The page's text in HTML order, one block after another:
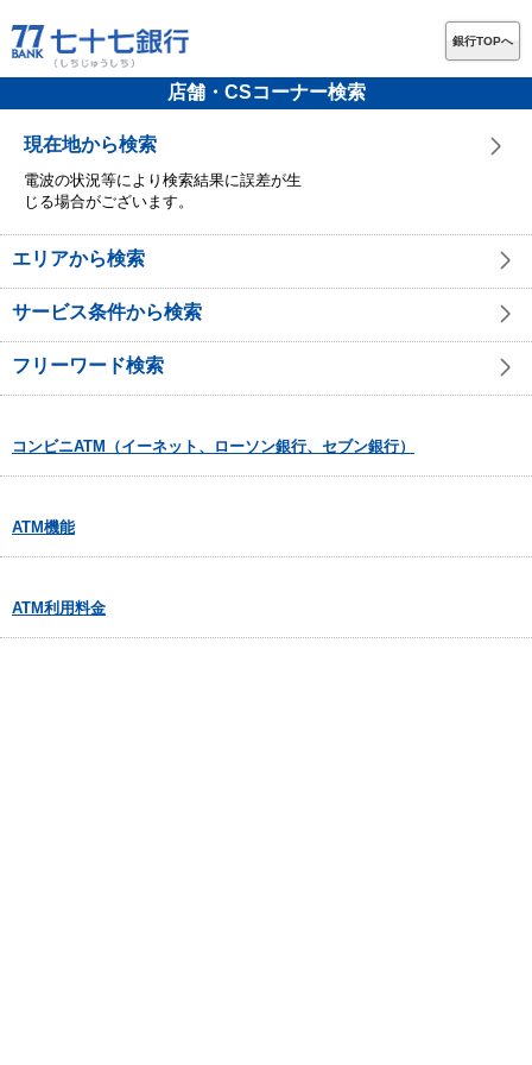
銀行TOPへ
店舗・CSコーナー検索
現在地から検索
電波の状況等により検索結果に誤差が生
じる場合がございます。
エリアから検索
サービス条件から検索
フリーワード検索
コンビニATM（イーネット、ローソン銀行、セブン銀行）
ATM機能
ATM利用料金